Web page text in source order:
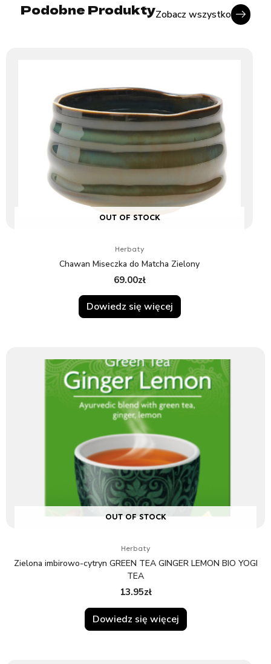
Podobne ProduktyZobacz wszystko
OUT OF STOCK
Herbaty
Chawan Miseczka do Matcha Zielony
69.00zł
Dowiedz się więcej
OUT OF STOCK
Herbaty
Zielona imbirowo-cytryn GREEN TEA GINGER LEMON BIO YOGI
TEA
13.95zł
Dowiedz się więcej